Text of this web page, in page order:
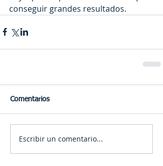
conseguir grandes resultados.
Comentarios
Escribir un comentario...